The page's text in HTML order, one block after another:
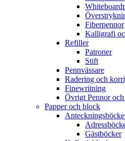
Fiberpennor
Kalligrafi
Refiller
Patroner
Stift
Pennvässare
Radering och
Finewritning
Övrigt Pennor
Papper och block
Gästböcker